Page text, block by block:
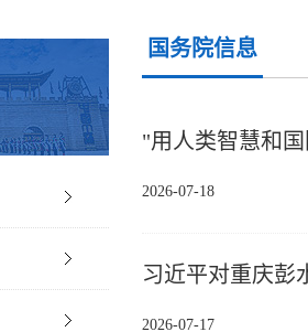
国务院信息
"用人类智慧和
2026-07-18
习近平对重庆彭
2026-07-17